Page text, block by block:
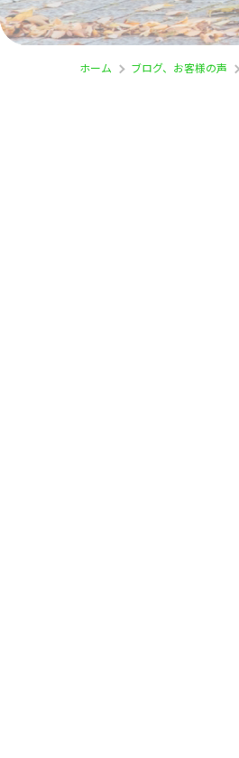
ホーム ブログ、お客様の声